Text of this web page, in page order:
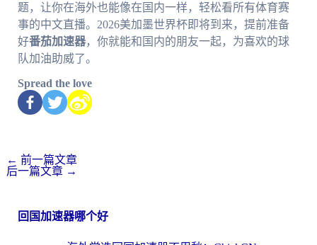
题，让你在海外也能像在国内一样，轻松看所有体育赛
事的中文直播。2026美加墨世界杯即将到来，提前准备
好番茄加速器，你就能和国内的朋友一起，为喜欢的球
队加油助威了。
Spread the love
← 前一篇文章
后一篇文章 →
回国加速器哪个好